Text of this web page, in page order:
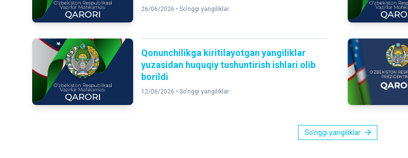
26/06/2026 •So'nggi yangiliklar
Qonunchilikga kiritilayotgan yangiliklar
yuzasidan huquqiy tushuntirish ishlari olib
borildi
12/06/2026 •So'nggi yangiliklar
So'nggi yangiliklar